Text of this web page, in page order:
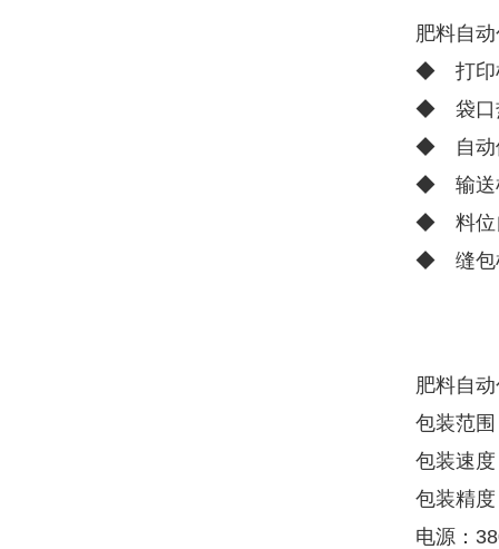
肥料自
◆ 打印
◆ 袋口
◆ 自动
◆ 输送
◆ 料位
◆ 缝包
肥料自
包装范
包装速
包装精
电源：